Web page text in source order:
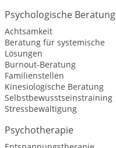
Psychologische Beratung
Achtsamkeit
Beratung für systemische
Lösungen
Burnout-Beratung
Familienstellen
Kinesiologische Beratung
Selbstbewusstseinstraining
Stressbewältigung
Psychotherapie